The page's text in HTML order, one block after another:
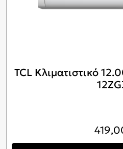
TCL Κλιματιστικό